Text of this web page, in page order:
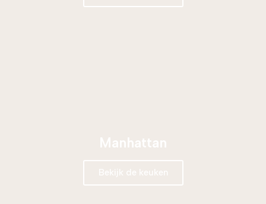
Manhattan
Bekijk de keuken